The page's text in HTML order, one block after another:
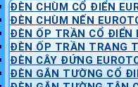
ĐÈN CHÙM CỔ ĐIỂN
ĐÈN CHÙM NẾN
ĐÈN ỐP TRẦN CỔ ĐIỂN
ĐÈN ỐP TRẦN TRANG
ĐÈN CÂY ĐỨNG
ĐÈN GẮN TƯỜNG CỔ